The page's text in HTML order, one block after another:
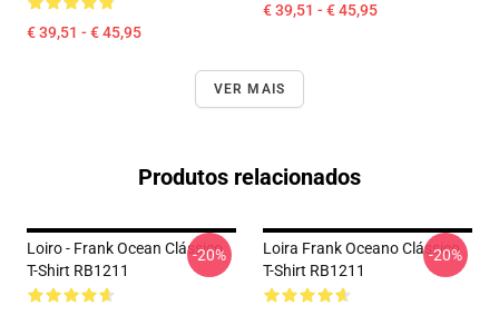
€ 39,51 - € 45,95
€ 39,51 - € 45,95
VER MAIS
Produtos relacionados
Loiro - Frank Ocean Clássico
T-Shirt RB1211
-20%
Loira Frank Oceano Clássico
T-Shirt RB1211
-20%